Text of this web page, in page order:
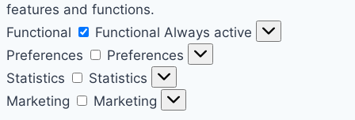
features and functions.
Functional
Functional Always active
Preferences
Preferences
Statistics
Statistics
Marketing
Marketing